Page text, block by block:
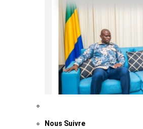
Nous Suivre